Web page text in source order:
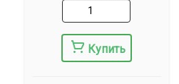
Купить